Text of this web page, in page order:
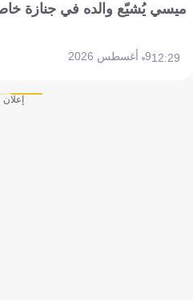
ميسي يُشيّع والده في جنازة
12:299 أغسطس 2026
إعلان